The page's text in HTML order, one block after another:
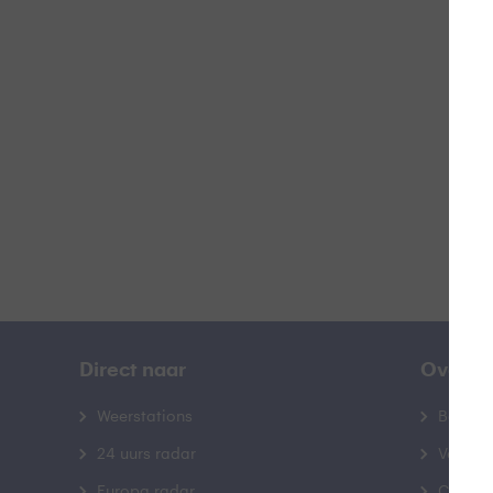
Direct naar
Weerstations
24 uurs radar
Over